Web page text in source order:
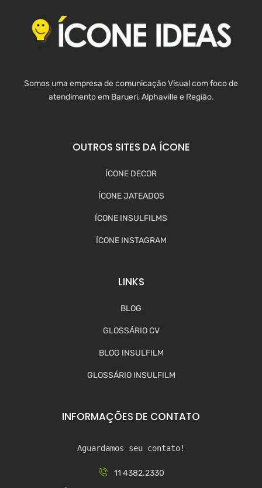
Somos uma empresa de comunicação Visual com foco de
atendimento em Barueri, Alphaville e Região.
OUTROS SITES DA ÍCONE
ÍCONE DECOR
ÍCONE JATEADOS
ÍCONE INSULFILMS
ÍCONE INSTAGRAM
LINKS
BLOG
GLOSSÁRIO CV
BLOG INSULFILM
GLOSSÁRIO INSULFILM
INFORMAÇÕES DE CONTATO
Aguardamos seu contato!
11 4382.2330